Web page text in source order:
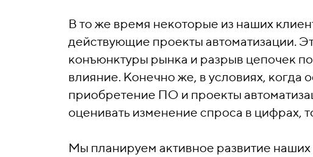
В то же время некоторые из наших
действующие проекты автоматизации.
конъюнктуры рынка и разрыв цепочек
влияние. Конечно же, в условиях, когда
приобретение ПО и проекты
оценивать изменение спроса в цифрах,
Мы планируем активное развитие